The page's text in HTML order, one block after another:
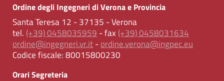
Ordine degli Ingegneri di Verona e Provincia
Santa Teresa 12 - 37135 - Verona
tel. (+39) 0458035959 - fax (+39) 0458031634
ordine@ingegneri.vr.it-ordine.verona@ingpec.eu
Codice fiscale:80015800230
Orari Segreteria